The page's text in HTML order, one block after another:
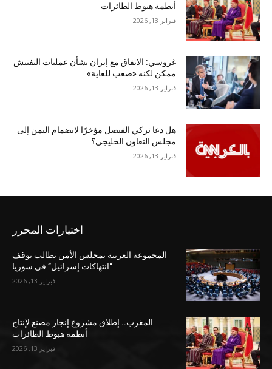
أنظمة هبوط الطائرات
فبراير 13, 2026
غروسي: الاتفاق مع إيران بشأن عمليات التفتيش
ممكن لكنه «صعب للغاية»
فبراير 13, 2026
هل دعا تركي الفيصل مؤخرًا لانضمام اليمن إلى
مجلس التعاون الخليجي؟
فبراير 13, 2026
اختيارات المحرر
المجموعة العربية بمجلس الأمن تطالب بوقف
“انتهاكات إسرائيل” في سوريا
فبراير 13, 2026
المغرب.. إطلاق مشروع إنجاز مصنع لإنتاج
أنظمة هبوط الطائرات
فبراير 13, 2026